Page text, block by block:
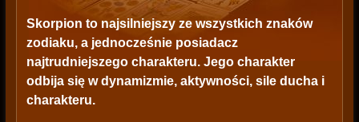
Skorpion to najsilniejszy ze wszystkich znaków
zodiaku, a jednocześnie posiadacz
najtrudniejszego charakteru. Jego charakter
odbija się w dynamizmie, aktywności, sile ducha i
charakteru.